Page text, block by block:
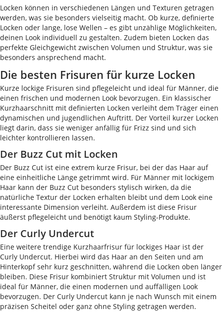
Locken können in verschiedenen Längen und Texturen getragen
werden, was sie besonders vielseitig macht. Ob kurze, definierte
Locken oder lange, lose Wellen – es gibt unzählige Möglichkeiten,
deinen Look individuell zu gestalten. Zudem bieten Locken das
perfekte Gleichgewicht zwischen Volumen und Struktur, was sie
besonders ansprechend macht.
Die besten Frisuren für kurze Locken
Kurze lockige Frisuren sind pflegeleicht und ideal für Männer, die
einen frischen und modernen Look bevorzugen. Ein klassischer
Kurzhaarschnitt mit definierten Locken verleiht dem Träger einen
dynamischen und jugendlichen Auftritt. Der Vorteil kurzer Locken
liegt darin, dass sie weniger anfällig für Frizz sind und sich
leichter kontrollieren lassen.
Der Buzz Cut mit Locken
Der Buzz Cut ist eine extrem kurze Frisur, bei der das Haar auf
eine einheitliche Länge getrimmt wird. Für Männer mit lockigem
Haar kann der Buzz Cut besonders stylisch wirken, da die
natürliche Textur der Locken erhalten bleibt und dem Look eine
interessante Dimension verleiht. Außerdem ist diese Frisur
äußerst pflegeleicht und benötigt kaum Styling-Produkte.
Der Curly Undercut
Eine weitere trendige Kurzhaarfrisur für lockiges Haar ist der
Curly Undercut. Hierbei wird das Haar an den Seiten und am
Hinterkopf sehr kurz geschnitten, während die Locken oben länger
bleiben. Diese Frisur kombiniert Struktur mit Volumen und ist
ideal für Männer, die einen modernen und auffälligen Look
bevorzugen. Der Curly Undercut kann je nach Wunsch mit einem
präzisen Scheitel oder ganz ohne Styling getragen werden.